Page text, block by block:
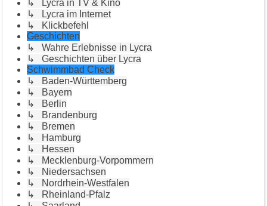
↳ Lycra in TV & Kino
↳ Lycra im Internet
↳ Klickbefehl
Geschichten
↳ Wahre Erlebnisse in Lycra
↳ Geschichten über Lycra
Schwimmbad Check
↳ Baden-Württemberg
↳ Bayern
↳ Berlin
↳ Brandenburg
↳ Bremen
↳ Hamburg
↳ Hessen
↳ Mecklenburg-Vorpommern
↳ Niedersachsen
↳ Nordrhein-Westfalen
↳ Rheinland-Pfalz